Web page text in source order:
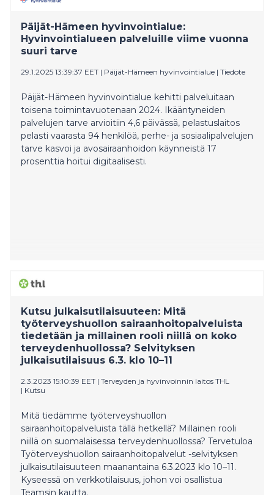
ETA-maassa, Sveitsissä, Isossa-Britanniassa tai Pohjois-
Irlannissa. Eurooppalainen sairaanhoitokortti ei
kuitenkaan kata kuluja, jotka aiheutuvat esimerkiksi
peruuntumisesta tai matkan pitkittymisestä
sairastumisen vuoksi. Kulut voivat nousta satoihin
tuhansiin euroihin.
Päijät-Hämeen hyvinvointialue:
Hyvinvointialueen palveluille viime vuonna
suuri tarve
29.1.2025 13:39:37 EET | Päijät-Hämeen hyvinvointialue | Tiedote
Päijät-Hämeen hyvinvointialue kehitti palveluitaan
toisena toimintavuotenaan 2024. Ikääntyneiden
palvelujen tarve arvioitiin 4,6 päivässä, pelastuslaitos
pelasti vaarasta 94 henkilöä, perhe- ja sosiaalipalvelujen
tarve kasvoi ja avosairaanhoidon käynneistä 17
prosenttia hoitui digitaalisesti.
Kutsu julkaisutilaisuuteen: Mitä
työterveyshuollon sairaanhoitopalveluista
tiedetään ja millainen rooli niillä on koko
terveydenhuollossa? Selvityksen
julkaisutilaisuus 6.3. klo 10–11
2.3.2023 15:10:39 EET | Terveyden ja hyvinvoinnin laitos THL
| Kutsu
Mitä tiedämme työterveyshuollon
sairaanhoitopalveluista tällä hetkellä? Millainen rooli
niillä on suomalaisessa terveydenhuollossa? Tervetuloa
Työterveyshuollon sairaanhoitopalvelut -selvityksen
julkaisutilaisuuteen maanantaina 6.3.2023 klo 10–11.
Kyseessä on verkkotilaisuus, johon voi osallistua
Teamsin kautta.